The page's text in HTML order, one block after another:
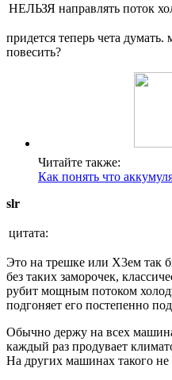
НЕЛЬЗЯ направлять поток
придется теперь чета
повесить?
Читайте также:
Как понять что
slr
цитата:
Это на трешке или Х3ем так
без таких заморочек,
рубит мощным потоком
подгоняет его постепенно
Обычно держу на всех
каждый раз продувает
На других машинах такого